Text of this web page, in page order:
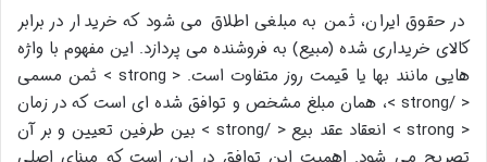
در حقوق ایران، ثمن به مبلغی اطلاق می شود که خریدار در برابر
کالای خریداری شده (مبیع) به فروشنده می پردازد. این مفهوم با واژه
هایی مانند بها یا قیمت روز متفاوت است. < strong > ثمن مسمی
< /strong >، همان مبلغ مشخص و توافق شده ای است که در زمان
< strong > انعقاد عقد بیع < /strong > بین طرفین تعیین و بر آن